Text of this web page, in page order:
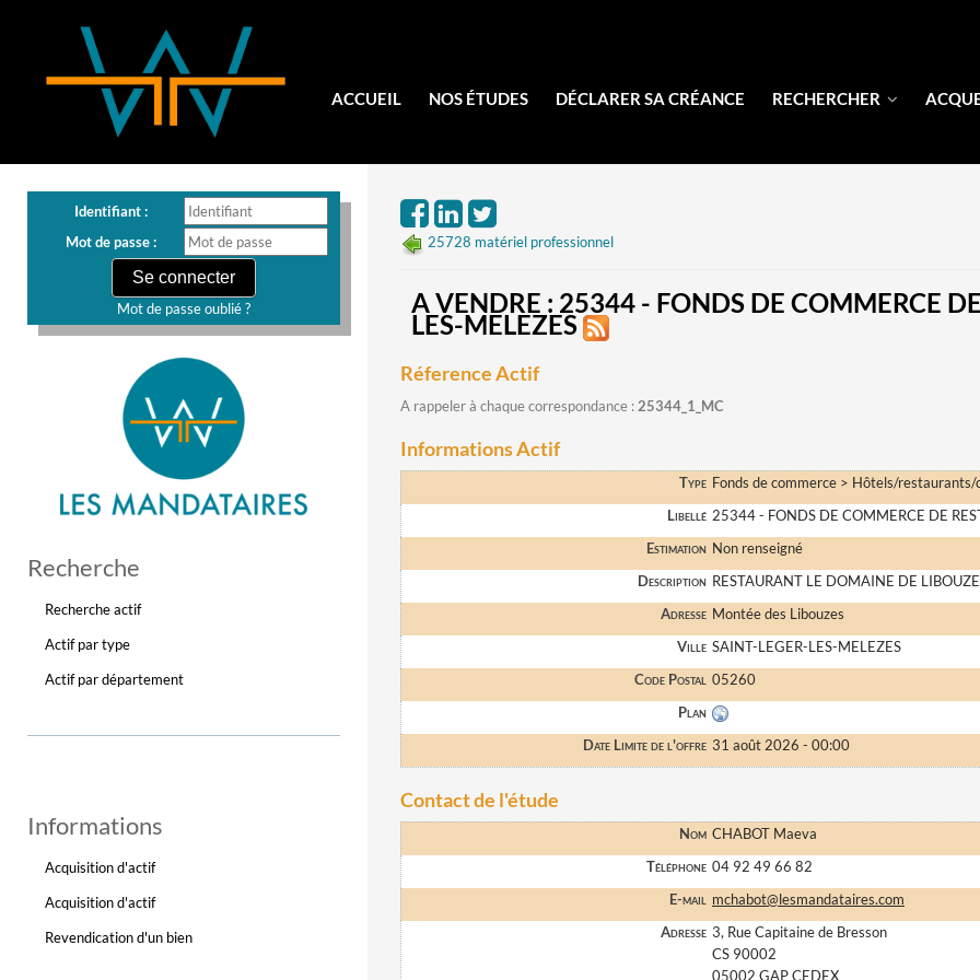
ACCUEIL NOS ÉTUDES DÉCLARER SA CRÉANCE RECHERCHER
Identifiant :
Mot de passe :
Mot de passe oublié ?
Recherche
Recherche actif
Actif par type
Actif par département
Informations
Acquisition d'actif
Acquisition d'actif
Revendication d'un bien
25728 matériel professionnel
A VENDRE : 25344 - FONDS DE COMMERCE
LES-MELEZES
Réference Actif
A rappeler à chaque correspondance : 25344_1_MC
Informations Actif
Type Fonds de commerce > Hôtels/restaurants/
Libellé 25344 - FONDS DE COMMERCE DE
Estimation Non renseigné
Description RESTAURANT LE DOMAINE DE LIBOUZE
Adresse Montée des Libouzes
Ville SAINT-LEGER-LES-MELEZES
Code Postal 05260
Plan
Date Limite de l'offre 31 août 2026 - 00:00
Contact de l'étude
Nom CHABOT Maeva
Téléphone 04 92 49 66 82
E-mail mchabot@lesmandataires.com
Adresse 3, Rue Capitaine de Bresson
CS 90002
05002 GAP CEDEX